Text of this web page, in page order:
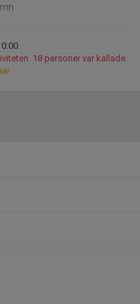
18 personer var kallade.